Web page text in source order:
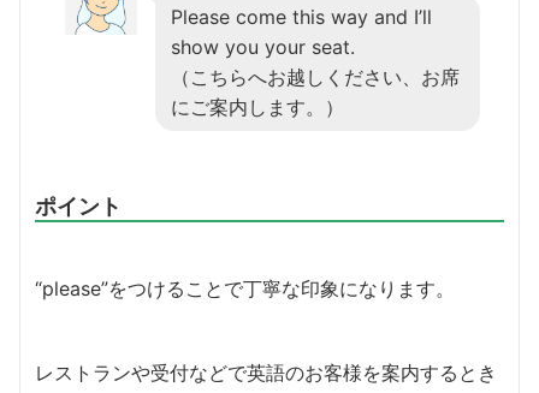
Please come this way and I’ll
show you your seat.
（こちらへお越しください、お席
にご案内します。）
ポイント
“please”をつけることで丁寧な印象になります。
レストランや受付などで英語のお客様を案内するとき